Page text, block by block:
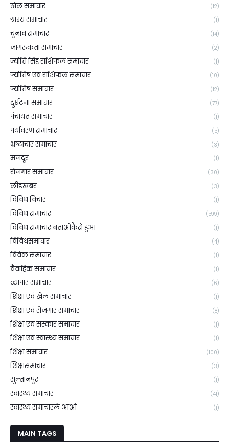
खेल समाचार (12)
ग्राम्य समाचार (1)
चुनाव समाचार (14)
जागरूकता समाचार (2)
ज्योति सिंह राशिफल समाचार (1)
ज्योतिष एवं राशिफल समाचार (10)
ज्योतिष समाचार (12)
दुर्घटना समाचार (77)
पंचायत समाचार (1)
पर्यावरण समाचार (5)
भ्रष्टाचार समाचार (3)
मजदूर (1)
रोजगार समाचार (30)
लीडखबर (3)
विविध विचार (1)
विविध समाचार (599)
विविध समाचार बताओकैसे हुआ (1)
विविधसमाचार (4)
विवेक समाचार (1)
वैवाहिक समाचार (1)
व्यापार समाचार (6)
शिक्षा एवं खेल समाचार (1)
शिक्षा एवं रोजगार समाचार (8)
शिक्षा एवं संस्कार समाचार (1)
शिक्षा एवं स्वास्थ्य समाचार (1)
शिक्षा समाचार (100)
शिक्षासमाचार (3)
सुल्तानपुर (1)
स्वास्थ्य समाचार (41)
स्वास्थ्य समाचारले आओ (1)
MAIN TAGS